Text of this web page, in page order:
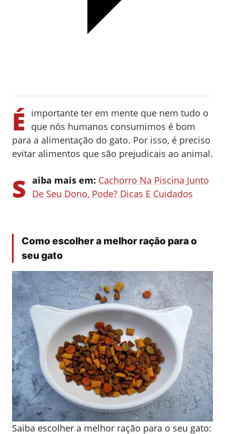
É
importante ter em mente que nem tudo o
que nós humanos consumimos é bom
para a alimentação do gato. Por isso, é preciso
evitar alimentos que são prejudicais ao animal.
S aiba mais em: Cachorro Na Piscina Junto
De Seu Dono, Pode? Dicas E Cuidados
Como escolher a melhor ração para o
seu gato
Saiba escolher a melhor ração para o seu gato: